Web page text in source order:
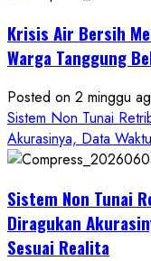
Krisis Air Bersih
Warga Tanggung
Posted on 2 minggu
Sistem Non Tunai
Akurasinya, Data
Sistem Non Tunai
Diragukan
Sesuai Realita